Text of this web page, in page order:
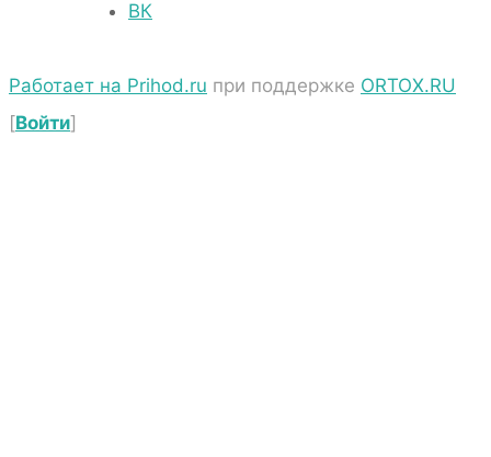
ВК
Работает на Prihod.ru при поддержке ORTOX.RU
[Войти]